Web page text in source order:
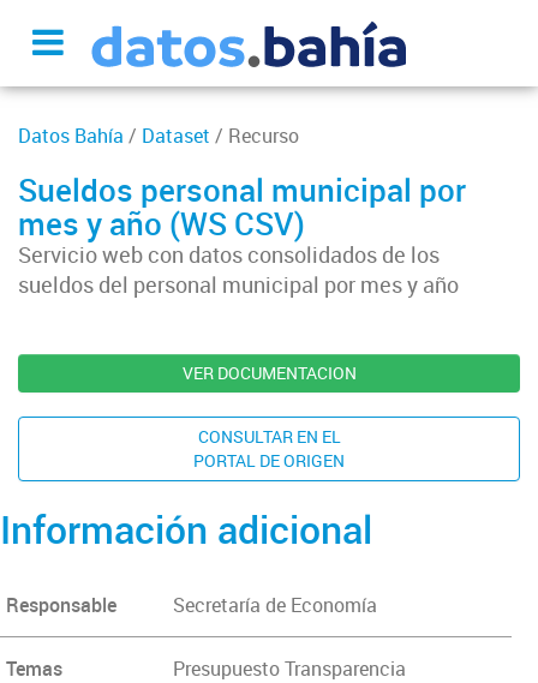
Datos Bahía / Dataset / Recurso
Sueldos personal municipal por
mes y año (WS CSV)
Servicio web con datos consolidados de los
sueldos del personal municipal por mes y año
VER DOCUMENTACION
CONSULTAR EN EL
PORTAL DE ORIGEN
Información adicional
Responsable Secretaría de Economía
Temas Presupuesto Transparencia